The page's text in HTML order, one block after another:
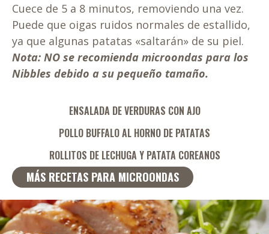
Cuece de 5 a 8 minutos, removiendo una vez.
Puede que oigas ruidos normales de estallido,
ya que algunas patatas «saltarán» de su piel.
Nota: NO se recomienda microondas para los
Nibbles debido a su pequeño tamaño.
ENSALADA DE VERDURAS CON AJO
POLLO BUFFALO AL HORNO DE PATATAS
ROLLITOS DE LECHUGA Y PATATA COREANOS
MÁS RECETAS PARA MICROONDAS